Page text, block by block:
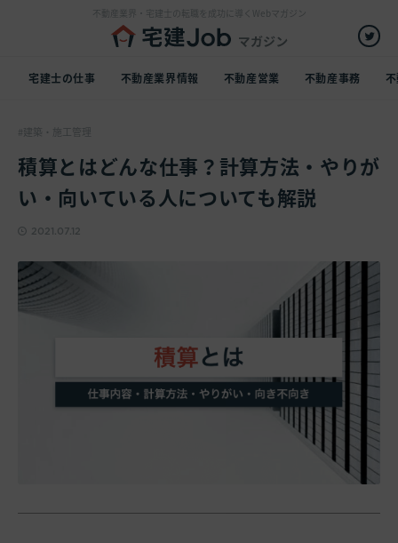
不動産業界・宅建士の転職を成功に導くWebマガジン
宅建士の仕事 不動産業界情報 不動産営業 不動産事務
建築・施工管理
積算とはどんな仕事？計算方法・やりが
い・向いている人についても解説
2021.07.12